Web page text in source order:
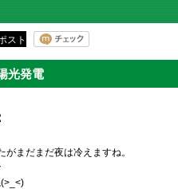
光発電
まだまだ夜は冷えますね。